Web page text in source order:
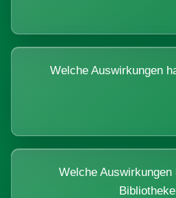
Welche Auswirkungen
Welche Auswirkungen